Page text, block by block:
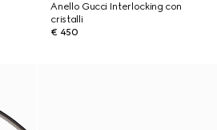
Anello Gucci Interlocking con
cristalli
€ 450